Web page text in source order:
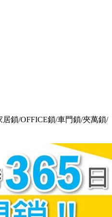
居鎖/OFFICE鎖/車門鎖/夾萬鎖/